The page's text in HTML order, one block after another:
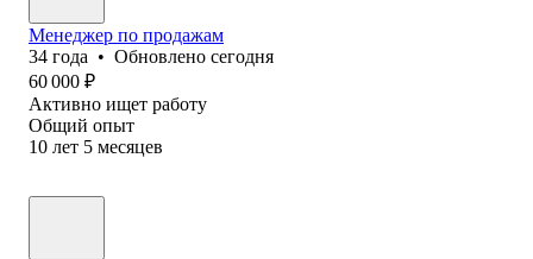
Менеджер по продажам
34 года • Обновлено сегодня
60 000 ₽
Активно ищет работу
Общий опыт
10 лет 5 месяцев